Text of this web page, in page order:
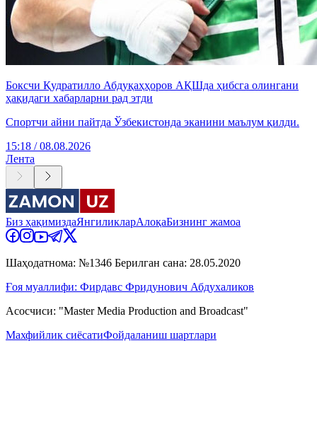
Боксчи Қудратилло Абдуқаҳҳоров АҚШда ҳибсга олингани
ҳақидаги хабарларни рад этди
Спортчи айни пайтда Ўзбекистонда эканини маълум қилди.
15:18 / 08.08.2026
Лента
Биз ҳақимиздаЯнгиликларАлоқаБизнинг жамоа
Шаҳодатнома: №1346 Берилган сана: 28.05.2020
Ғоя муаллифи: Фирдавс Фридунович Абдухаликов
Асосчиси: "Master Media Production and Broadcast"
Махфийлик сиёсатиФойдаланиш шартлари